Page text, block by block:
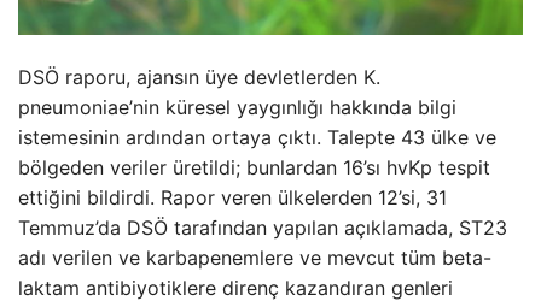
DSÖ raporu, ajansın üye devletlerden K.
pneumoniae’nin küresel yaygınlığı hakkında bilgi
istemesinin ardından ortaya çıktı. Talepte 43 ülke ve
bölgeden veriler üretildi; bunlardan 16’sı hvKp tespit
ettiğini bildirdi. Rapor veren ülkelerden 12’si, 31
Temmuz’da DSÖ tarafından yapılan açıklamada, ST23
adı verilen ve karbapenemlere ve mevcut tüm beta-
laktam antibiyotiklere direnç kazandıran genleri